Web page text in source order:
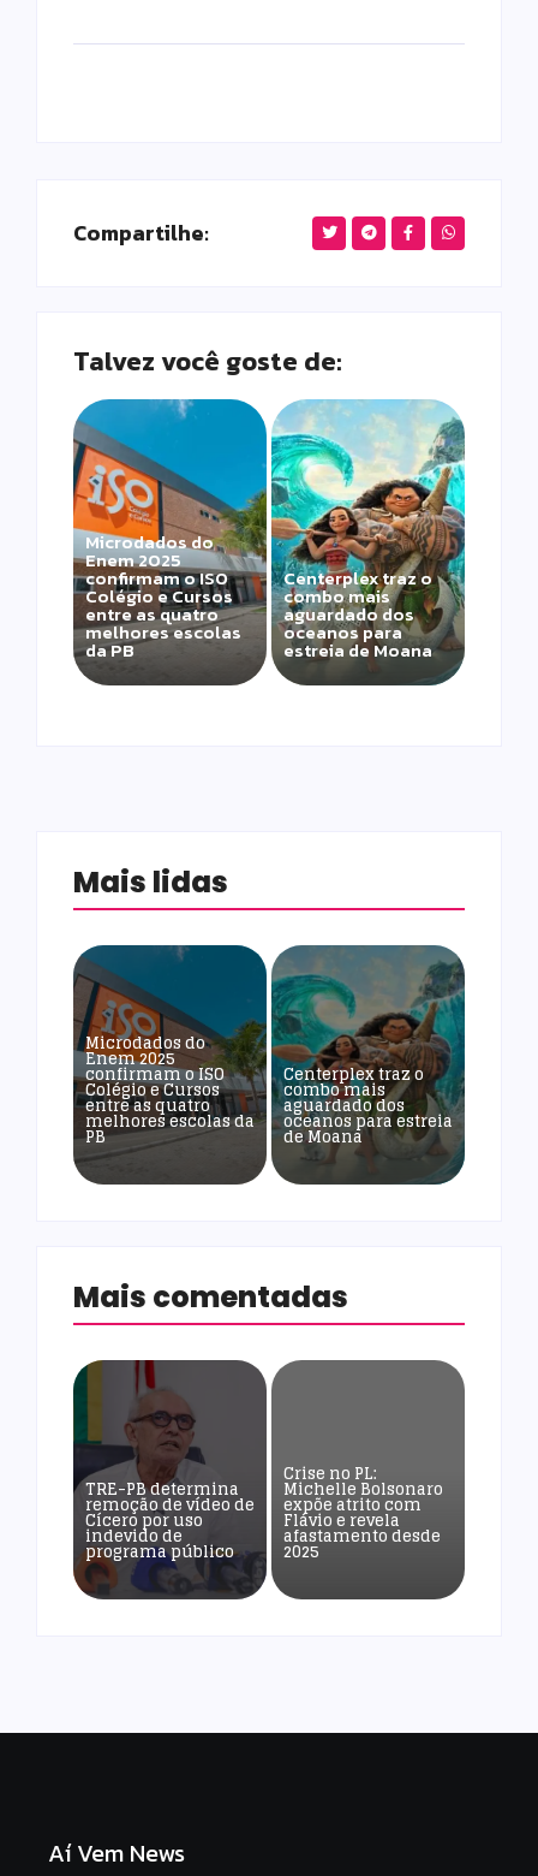
Compartilhe:
Talvez você goste de:
Microdados do
Enem 2025
confirmam o ISO
Colégio e Cursos
entre as quatro
melhores escolas
da PB
Centerplex traz o
combo mais
aguardado dos
oceanos para
estreia de Moana
Mais lidas
Microdados do
Enem 2025
confirmam o ISO
Colégio e Cursos
entre as quatro
melhores escolas da
PB
Centerplex traz o
combo mais
aguardado dos
oceanos para estreia
de Moana
Mais comentadas
TRE-PB determina
remoção de vídeo de
Cícero por uso
indevido de
programa público
Crise no PL:
Michelle Bolsonaro
expõe atrito com
Flávio e revela
afastamento desde
2025
Aí Vem News